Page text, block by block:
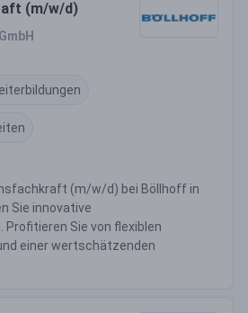
(m/w/d)
(m/w/d) bei Böllhoff in
Sie innovative
Profitieren Sie von flexiblen
einer wertschätzenden